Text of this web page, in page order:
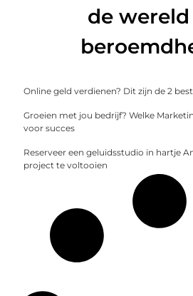
de wereld
Online geld verdienen? Dit zijn de 2
Groeien met jou bedrijf? Welke
voor succes
Reserveer een geluidsstudio in hartje
project te voltooien